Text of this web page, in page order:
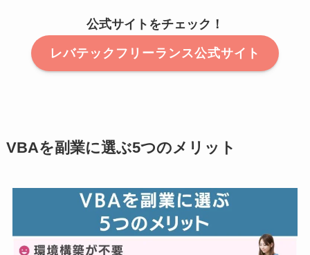
公式サイトをチェック！
レバテックフリーランス公式サイト
VBAを副業に選ぶ5つのメリット